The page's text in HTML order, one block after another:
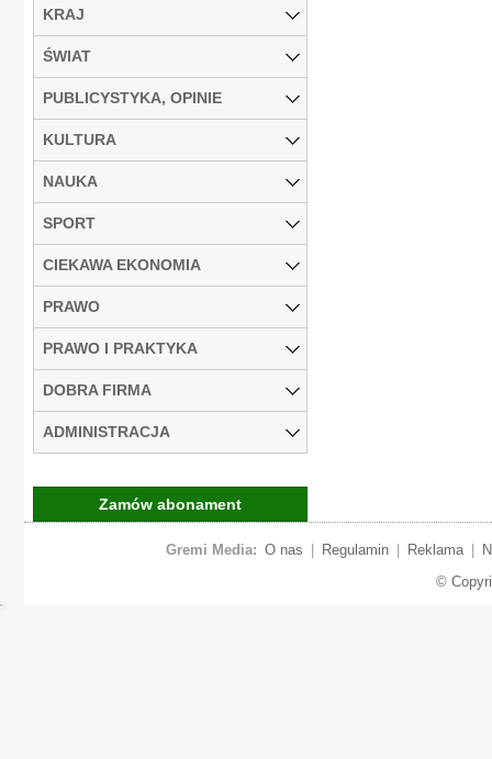
KRAJ
ŚWIAT
PUBLICYSTYKA, OPINIE
KULTURA
NAUKA
SPORT
CIEKAWA EKONOMIA
PRAWO
PRAWO I PRAKTYKA
DOBRA FIRMA
ADMINISTRACJA
Zamów abonament
Gremi Media: O nas Regulamin Reklama
©